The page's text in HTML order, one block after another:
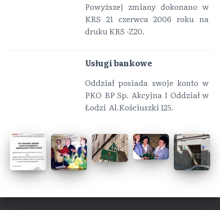
Powyższej zmiany dokonano w
KRS 21 czerwca 2006 roku na
druku KRS -Z20.
Usługi bankowe
Oddział posiada swoje konto w
PKO BP Sp. Akcyjna I Oddział w
Łodzi Al.Kościuszki 125.